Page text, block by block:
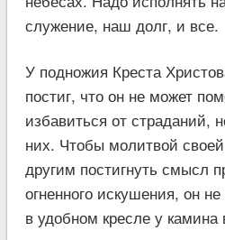
служение, наш долг, и все.
У подножия Креста
постиг, что он не может
избавиться от страданий,
них. Чтобы молитвой
другим постигнуть смысл
огненного искушения, он
в удобном кресле у